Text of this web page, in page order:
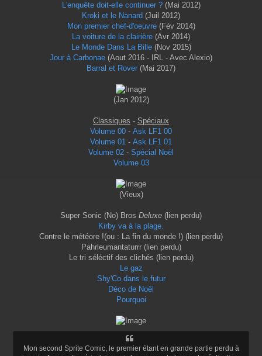
L'enquête doit-elle continuer ?(Mai 2012)
Kroki et le Nanard (Juil 2012)
Mon premier chef-d'oeuvre(Fév 2014)
La voiture de la clairière (Avr 2014)
Le Monde Dans La Bille(Nov 2015)
Jour à Carbonae (Aout 2016 - IRL - Avec Alexio)
Barral et Rover (Mai 2017)
(Jan 2012)
Classiques - Spéciaux
Volume 00 - Ask LF1 00
Volume 01 - Ask LF1 01
Volume 02 - Spécial Noël
Volume 03
(Vieux)
Super Sonic (No) Bros Deluxe (lien perdu)
Kirby va à la plage.
Contre le météore !(ou : La fin du monde !) (lien perdu)
Pahrleumantaturrr (lien perdu)
Le tri séléctif des clichés (lien perdu)
Le gaz
Shy'Co dans le futur
Déco de Noël
Pourquoi
Mon second Sprite Comic, le premier étant en grande partie perdu à